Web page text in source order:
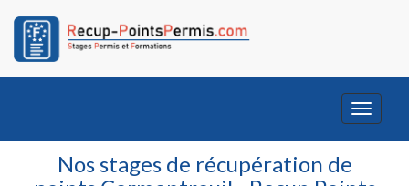
Toggle
Nos stages de récupération de